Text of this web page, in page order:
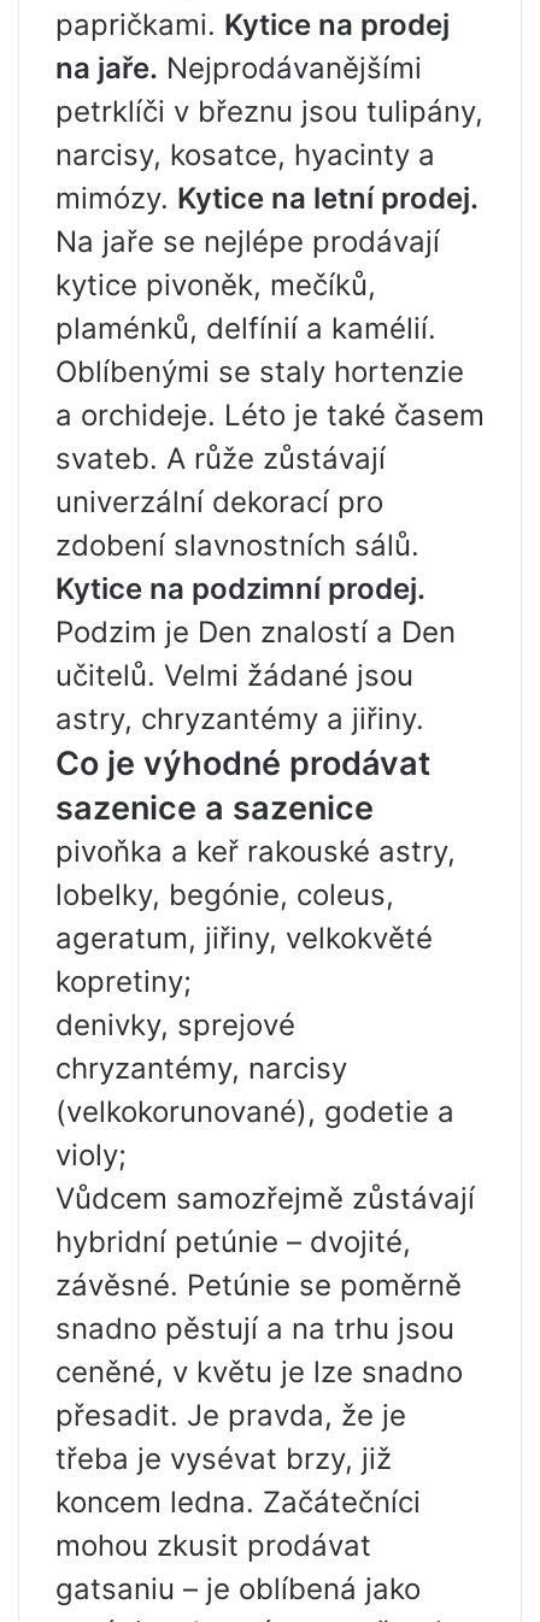
papričkami. Kytice na prodej
na jaře. Nejprodávanějšími
petrklíči v březnu jsou tulipány,
narcisy, kosatce, hyacinty a
mimózy. Kytice na letní prodej.
Na jaře se nejlépe prodávají
kytice pivoněk, mečíků,
plaménků, delfínií a kamélií.
Oblíbenými se staly hortenzie
a orchideje. Léto je také časem
svateb. A růže zůstávají
univerzální dekorací pro
zdobení slavnostních sálů.
Kytice na podzimní prodej.
Podzim je Den znalostí a Den
učitelů. Velmi žádané jsou
astry, chryzantémy a jiřiny.
Co je výhodné prodávat
sazenice a sazenice
pivoňka a keř rakouské astry,
lobelky, begónie, coleus,
ageratum, jiřiny, velkokvěté
kopretiny;
denivky, sprejové
chryzantémy, narcisy
(velkokorunované), godetie a
violy;
Vůdcem samozřejmě zůstávají
hybridní petúnie – dvojité,
závěsné. Petúnie se poměrně
snadno pěstují a na trhu jsou
ceněné, v květu je lze snadno
přesadit. Je pravda, že je
třeba je vysévat brzy, již
koncem ledna. Začátečníci
mohou zkusit prodávat
gatsaniu – je oblíbená jako